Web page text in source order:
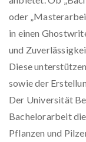
oder
in einen
und
Diese
sowie der
Der Universität
Bachelorarbeit
Pflanzen und